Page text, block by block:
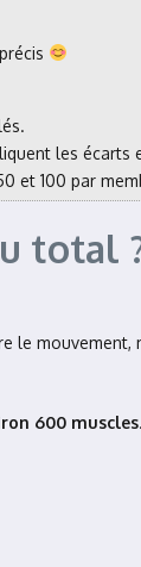
les écarts
et 100 par
total
le
600 muscles